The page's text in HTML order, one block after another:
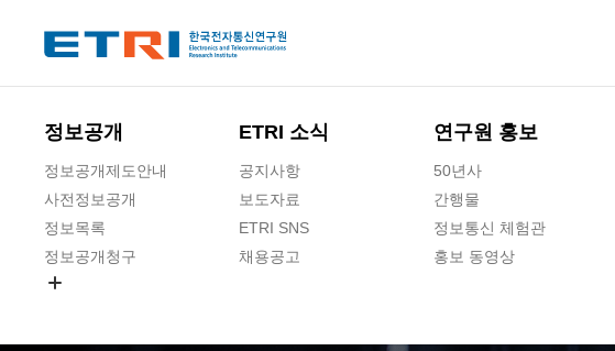
정보공개
정보공개제도안내
사전정보공개
정보목록
정보공개청구
ETRI 소식
공지사항
보도자료
ETRI SNS
채용공고
연구원 홍보
50년사
간행물
정보통신 체험관
홍보 동영상